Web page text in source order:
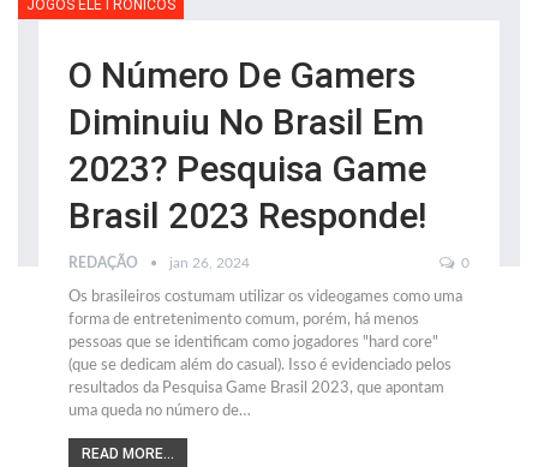
JOGOS ELETRÔNICOS
O Número De Gamers
Diminuiu No Brasil Em
2023? Pesquisa Game
Brasil 2023 Responde!
REDAÇÃO jan 26, 2024 0
Os brasileiros costumam utilizar os videogames como uma
forma de entretenimento comum, porém, há menos
pessoas que se identificam como jogadores "hard core"
(que se dedicam além do casual). Isso é evidenciado pelos
resultados da Pesquisa Game Brasil 2023, que apontam
uma queda no número de…
READ MORE...